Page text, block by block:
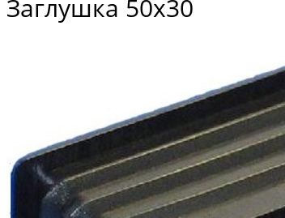
Заглушка 50х30